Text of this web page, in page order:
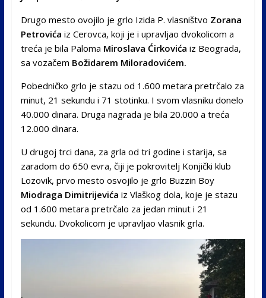
Drugo mesto ovojilo je grlo Izida P. vlasništvo Zorana
Petrovića iz Cerovca, koji je i upravljao dvokolicom a
treća je bila Paloma Miroslava Ćirkovića iz Beograda,
sa vozačem Božidarem Miloradovićem.
Pobedničko grlo je stazu od 1.600 metara pretrčalo za
minut, 21 sekundu i 71 stotinku. I svom vlasniku donelo
40.000 dinara. Druga nagrada je bila 20.000 a treća
12.000 dinara.
U drugoj trci dana, za grla od tri godine i starija, sa
zaradom do 650 evra, čiji je pokrovitelj Konjički klub
Lozovik, prvo mesto osvojilo je grlo Buzzin Boy
Miodraga Dimitrijevića iz Vlaškog dola, koje je stazu
od 1.600 metara pretrčalo za jedan minut i 21
sekundu. Dvokolicom je upravljao vlasnik grla.